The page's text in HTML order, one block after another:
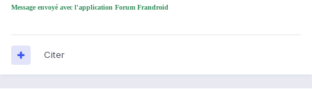
Message envoyé avec l'application Forum Frandroid
Citer